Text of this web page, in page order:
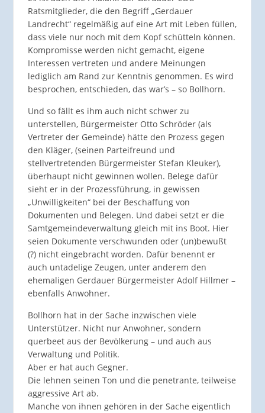
Ratsmitglieder, die den Begriff „Gerdauer
Landrecht“ regelmäßig auf eine Art mit Leben füllen,
dass viele nur noch mit dem Kopf schütteln können.
Kompromisse werden nicht gemacht, eigene
Interessen vertreten und andere Meinungen
lediglich am Rand zur Kenntnis genommen. Es wird
besprochen, entschieden, das war’s – so Bollhorn.
Und so fällt es ihm auch nicht schwer zu
unterstellen, Bürgermeister Otto Schröder (als
Vertreter der Gemeinde) hätte den Prozess gegen
den Kläger, (seinen Parteifreund und
stellvertretenden Bürgermeister Stefan Kleuker),
überhaupt nicht gewinnen wollen. Belege dafür
sieht er in der Prozessführung, in gewissen
„Unwilligkeiten“ bei der Beschaffung von
Dokumenten und Belegen. Und dabei setzt er die
Samtgemeindeverwaltung gleich mit ins Boot. Hier
seien Dokumente verschwunden oder (un)bewußt
(?) nicht eingebracht worden. Dafür benennt er
auch untadelige Zeugen, unter anderem den
ehemaligen Gerdauer Bürgermeister Adolf Hillmer –
ebenfalls Anwohner.
Bollhorn hat in der Sache inzwischen viele
Unterstützer. Nicht nur Anwohner, sondern
querbeet aus der Bevölkerung – und auch aus
Verwaltung und Politik.
Aber er hat auch Gegner.
Die lehnen seinen Ton und die penetrante, teilweise
aggressive Art ab.
Manche von ihnen gehören in der Sache eigentlich